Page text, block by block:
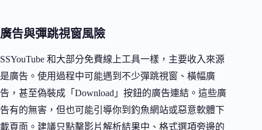
廣告與彈跳視窗風險
SSYouTube 和大部分免費線上工具一樣，主要收入來源
是廣告。使用過程中可能遇到不少彈跳視窗、橫幅廣
告，甚至偽裝成「Download」按鈕的廣告連結。這些廣
告有的無害，但也可能引導你到釣魚網站或惡意軟體下
載頁面。建議只點擊影片解析結果中、格式選項旁邊的